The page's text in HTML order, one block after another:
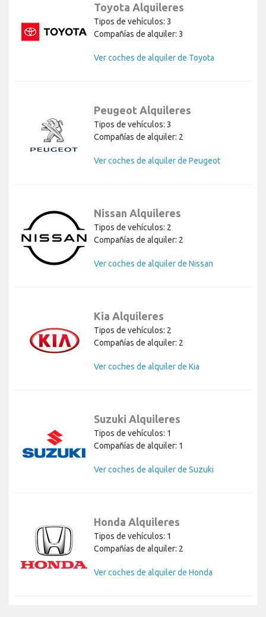
Toyota Alquileres
Tipos de vehículos: 3
Compañías de alquiler: 3
Ver coches de alquiler de Toyota
Peugeot Alquileres
Tipos de vehículos: 3
Compañías de alquiler: 2
Ver coches de alquiler de Peugeot
Nissan Alquileres
Tipos de vehículos: 2
Compañías de alquiler: 2
Ver coches de alquiler de Nissan
Kia Alquileres
Tipos de vehículos: 2
Compañías de alquiler: 2
Ver coches de alquiler de Kia
Suzuki Alquileres
Tipos de vehículos: 1
Compañías de alquiler: 1
Ver coches de alquiler de Suzuki
Honda Alquileres
Tipos de vehículos: 1
Compañías de alquiler: 2
Ver coches de alquiler de Honda